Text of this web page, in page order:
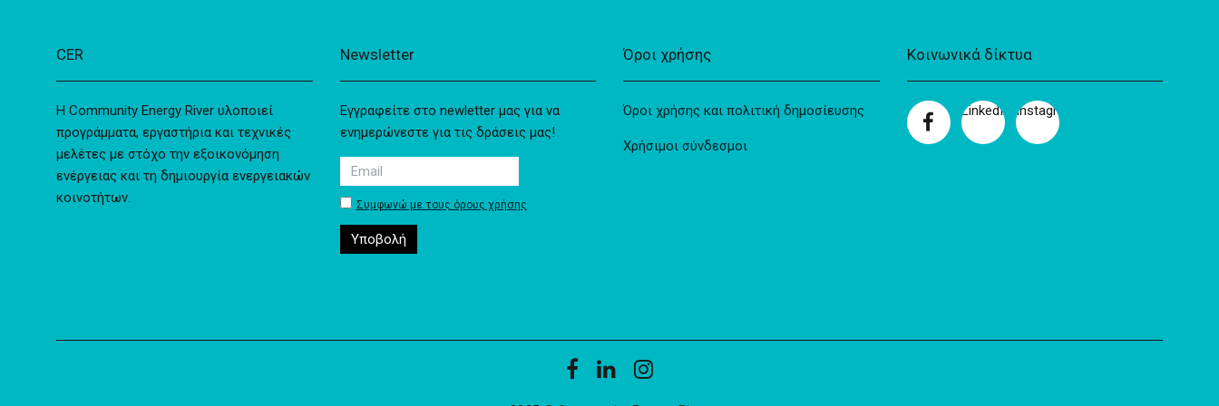
CER
Η Community Energy River υλοποιεί
προγράμματα, εργαστήρια και τεχνικές
μελέτες με στόχο την εξοικονόμηση
ενέργειας και τη δημιουργία ενεργειακών
κοινοτήτων.
Newsletter
Εγγραφείτε στο newletter μας για να
ενημερώνεστε για τις δράσεις μας!
Συμφωνώ με τους όρους χρήσης
Όροι χρήσης
Όροι χρήσης και πολιτική δημοσίευσης
Χρήσιμοι σύνδεσμοι
Κοινωνικά δίκτυα
LinkedIn Instagram